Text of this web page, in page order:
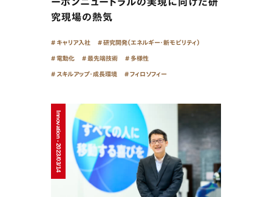
究現場の熱気
キャリア入社 研究開発（エネルギー・新モビリティ）
電動化 最先端技術 多様性
スキルアップ・成長環境 フィロソフィー
Innovation - 2023/03/14